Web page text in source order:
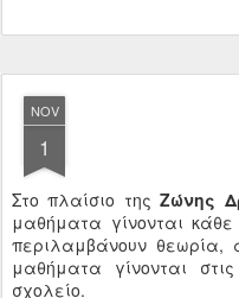
NOV
1
Στο πλαίσιο τηςΖώνης
μαθήματα γίνονται
περιλαμβάνουν θεωρία,
μαθήματα γίνονται
σχολείο.